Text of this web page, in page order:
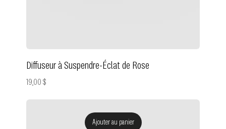
Diffuseur à Suspendre-Éclat de Rose
Prix
19,00 $
Ajouter au panier